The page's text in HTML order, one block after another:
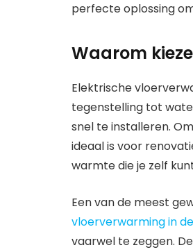
perfecte oplossing
Waarom
Elektrische
tegenstelling tot
snel te installeren.
ideaal is voor
warmte die je zelf
Een van de meest
vloerverwarming in
vaarwel te zeggen.